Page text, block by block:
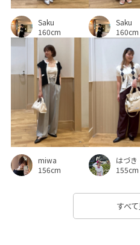
フェミニン フラットシューズ
ベーシック マーメイドシルエ
モノトーン ロングシーズン
ローウエスト 主役
使い勝手がいい
取り外し可能なショルダー
女性らしさ 抜け感 接触冷
涼しくて着
着映え 着脱
Saku
160cm
Saku
160cm
miwa
156cm
はづき
155cm
すべ